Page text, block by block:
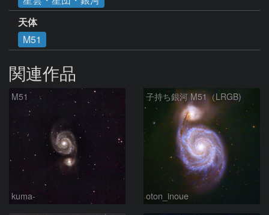
天体
M51
関連作品
M51
kuma-
子持ち銀河 M51（LRGB)
oton_inoue